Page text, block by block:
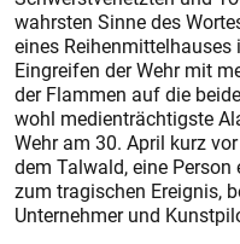
wahrsten Sinne des
eines
Eingreifen der Wehr mit
der Flammen auf die
wohl medienträchtigste
Wehr am 30. April kurz
dem Talwald, eine
zum tragischen Ereignis,
Unternehmer und